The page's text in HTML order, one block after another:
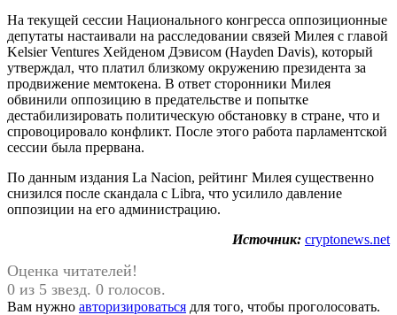
На текущей сессии Национального конгресса оппозиционные
депутаты настаивали на расследовании связей Милея с главой
Kelsier Ventures Хейденом Дэвисом (Hayden Davis), который
утверждал, что платил близкому окружению президента за
продвижение мемтокена. В ответ сторонники Милея
обвинили оппозицию в предательстве и попытке
дестабилизировать политическую обстановку в стране, что и
спровоцировало конфликт. После этого работа парламентской
сессии была прервана.
По данным издания La Nacion, рейтинг Милея существенно
снизился после скандала с Libra, что усилило давление
оппозиции на его администрацию.
Источник: cryptonews.net
Оценка читателей!
0 из 5 звезд. 0 голосов.
Вам нужно авторизироваться для того, чтобы проголосовать.